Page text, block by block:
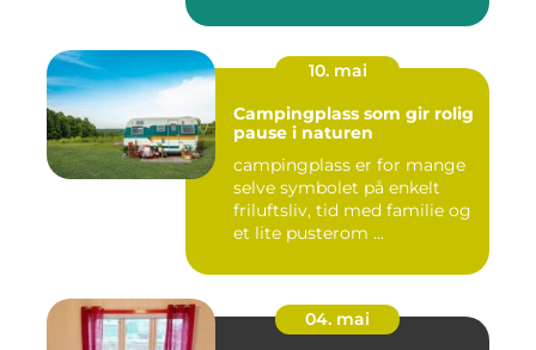
10. mai
Campingplass som gir rolig
pause i naturen
campingplass er for mange
selve symbolet på enkelt
friluftsliv, tid med familie og
et lite pusterom ...
04. mai